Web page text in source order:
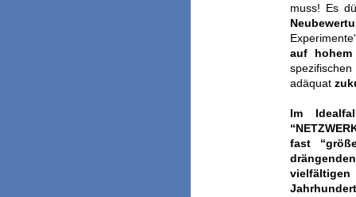
muss! Es
auf hohem
adäquat
Im
fast